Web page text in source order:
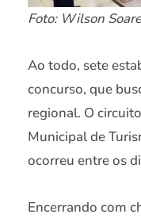
Foto: Wilson
Ao todo, sete
concurso, que
regional. O
Municipal de
ocorreu entre os
Encerrando com